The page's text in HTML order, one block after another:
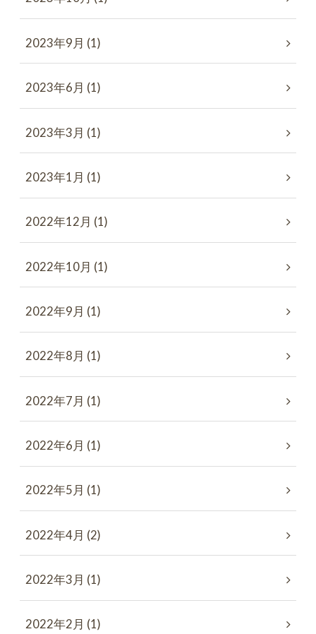
2023年9月 (1)
2023年6月 (1)
2023年3月 (1)
2023年1月 (1)
2022年12月 (1)
2022年10月 (1)
2022年9月 (1)
2022年8月 (1)
2022年7月 (1)
2022年6月 (1)
2022年5月 (1)
2022年4月 (2)
2022年3月 (1)
2022年2月 (1)